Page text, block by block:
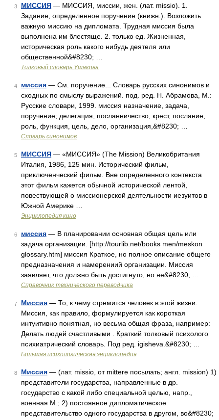
3 МИССИЯ — МИССИЯ, миссии, жен. (лат. missio). 1.
Задание, определенное поручение (книжн.). Возложить
важную миссию на дипломата. Трудная миссия была
выполнена им блестяще. 2. только ед. Жизненная,
историческая роль какого нибудь деятеля или
общественной&#8230; …
Толковый словарь Ушакова
4 миссия — См. поручение... Словарь русских синонимов и
сходных по смыслу выражений. под. ред. Н. Абрамова, М.:
Русские словари, 1999. миссия назначение, задача,
поручение; делегация, посланничество, крест, послание,
роль, функция, цель, дело, организация,&#8230; …
Словарь синонимов
5 МИССИЯ — «МИССИЯ» (The Mission) Великобритания
Италия, 1986, 125 мин. Исторический фильм,
приключенческий фильм. Вне определенного контекста
этот фильм кажется обычной исторической лентой,
повествующей о миссионерской деятельности иезуитов в
Южной Америке …
Энциклопедия кино
6 миссия — В планировании основная общая цель или
задача организации. [http://tourlib.net/books men/meskon
glossary.htm] миссия Краткое, но полное описание общего
предназначения и намерениий организации. Миссия
заявляет, что должно быть достигнуто, но не&#8230; …
Справочник технического переводчика
7 Миссия — То, к чему стремится человек в этой жизни.
Миссия, как правило, формулируется как короткая
интуитивно понятная, но весьма общая фраза, например:
Делать людей счастливыми . Краткий толковый психолого
психиатрический словарь. Под ред. igisheva.&#8230; …
Большая психологическая энциклопедия
8 Миссия — (лат. missio, от mittere посылать; англ. mission) 1)
представители государства, направленные в др.
государство с какой либо специальной целью, напр.,
военная М.; 2) постоянное дипломатическое
представительство одного государства в другом, во&#8230;